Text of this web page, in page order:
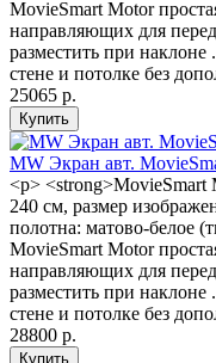
MovieSmart Motor
направляющих для
разместить при наклоне
стене и потолке без
25065 р.
MW Экран авт.
<p> <strong>MovieSmart
240 см, размер
полотна: матово-белое
MovieSmart Motor
направляющих для
разместить при наклоне
стене и потолке без
28800 р.